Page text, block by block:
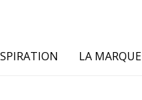
LA MARQUE